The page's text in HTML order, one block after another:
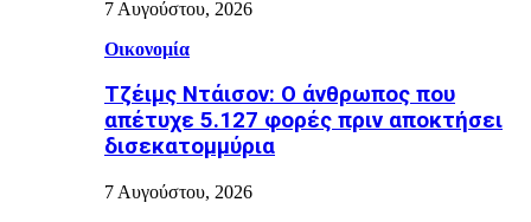
7 Αυγούστου, 2026
Οικονομία
Τζέιμς Ντάισον: Ο άνθρωπος που
απέτυχε 5.127 φορές πριν αποκτήσει
δισεκατομμύρια
7 Αυγούστου, 2026